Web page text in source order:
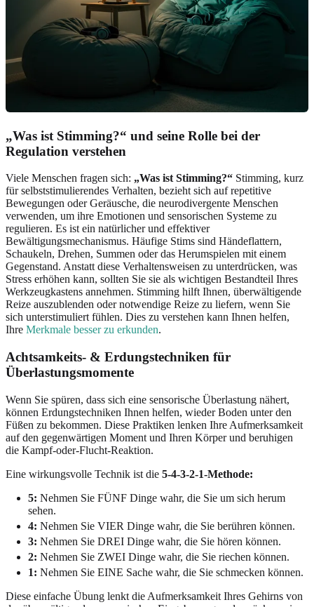
„Was ist Stimming?“ und seine Rolle bei der
Regulation verstehen
Viele Menschen fragen sich: „Was ist Stimming?“ Stimming, kurz
für selbststimulierendes Verhalten, bezieht sich auf repetitive
Bewegungen oder Geräusche, die neurodivergente Menschen
verwenden, um ihre Emotionen und sensorischen Systeme zu
regulieren. Es ist ein natürlicher und effektiver
Bewältigungsmechanismus. Häufige Stims sind Händeflattern,
Schaukeln, Drehen, Summen oder das Herumspielen mit einem
Gegenstand. Anstatt diese Verhaltensweisen zu unterdrücken, was
Stress erhöhen kann, sollten Sie sie als wichtigen Bestandteil Ihres
Werkzeugkastens annehmen. Stimming hilft Ihnen, überwältigende
Reize auszublenden oder notwendige Reize zu liefern, wenn Sie
sich unterstimuliert fühlen. Dies zu verstehen kann Ihnen helfen,
Ihre Merkmale besser zu erkunden.
Achtsamkeits- & Erdungstechniken für
Überlastungsmomente
Wenn Sie spüren, dass sich eine sensorische Überlastung nähert,
können Erdungstechniken Ihnen helfen, wieder Boden unter den
Füßen zu bekommen. Diese Praktiken lenken Ihre Aufmerksamkeit
auf den gegenwärtigen Moment und Ihren Körper und beruhigen
die Kampf-oder-Flucht-Reaktion.
Eine wirkungsvolle Technik ist die 5-4-3-2-1-Methode:
5: Nehmen Sie FÜNF Dinge wahr, die Sie um sich herum
sehen.
4: Nehmen Sie VIER Dinge wahr, die Sie berühren können.
3: Nehmen Sie DREI Dinge wahr, die Sie hören können.
2: Nehmen Sie ZWEI Dinge wahr, die Sie riechen können.
1: Nehmen Sie EINE Sache wahr, die Sie schmecken können.
Diese einfache Übung lenkt die Aufmerksamkeit Ihres Gehirns von